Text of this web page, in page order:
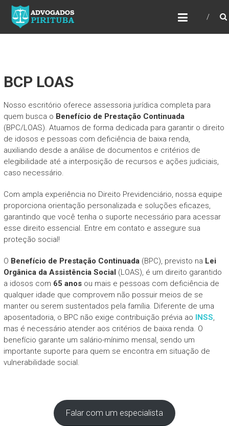
ADVOGADOS PIRITUBA
Precisando de advogado? Entre em contato!
Fazemos toda a assessoria que você
BCP LOAS
Nosso escritório oferece assessoria jurídica completa para
quem busca o Benefício de Prestação Continuada
(BPC/LOAS). Atuamos de forma dedicada para garantir o direito
de idosos e pessoas com deficiência de baixa renda,
auxiliando desde a análise de documentos e critérios de
elegibilidade até a interposição de recursos e ações judiciais,
caso necessário.
Com ampla experiência no Direito Previdenciário, nossa equipe
proporciona orientação personalizada e soluções eficazes,
garantindo que você tenha o suporte necessário para acessar
esse direito essencial. Entre em contato e assegure sua
proteção social!
O Benefício de Prestação Continuada(BPC), previsto na Lei
Orgânica da Assistência Social (LOAS), é um direito garantido
a idosos com 65 anosou mais e pessoas com deficiência de
qualquer idade que comprovem não possuir meios de se
manter ou serem sustentados pela família. Diferente de uma
aposentadoria, o BPC não exige contribuição prévia ao INSS,
mas é necessário atender aos critérios de baixa renda. O
benefício garante um salário-mínimo mensal, sendo um
importante suporte para quem se encontra em situação de
vulnerabilidade social.
Falar com um especialista